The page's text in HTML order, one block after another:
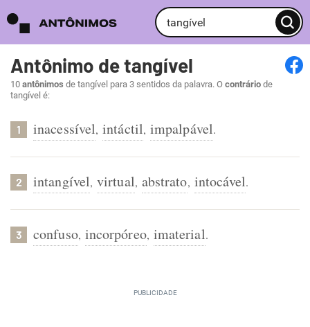
Antônimo de tangível
10 antônimos de tangível para 3 sentidos da palavra. O contrário de
tangível é:
1 inacessível, intáctil, impalpável.
2 intangível, virtual, abstrato, intocável.
3 confuso, incorpóreo, imaterial.